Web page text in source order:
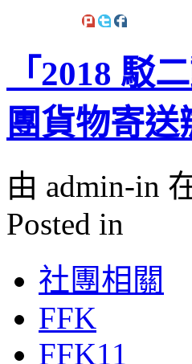
「2018 駁
團貨物寄送
由 admin-in
Posted in
社團相關
FFK
FFK11